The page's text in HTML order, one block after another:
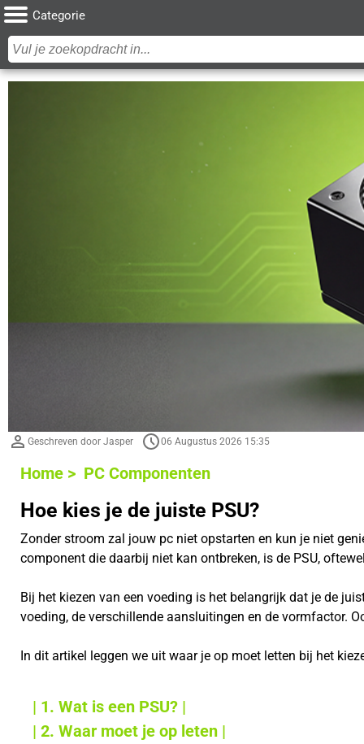
Categorie
Geschreven door Jasper 06 Augustus 2026 15:35
Home > PC Componenten
Hoe kies je de juiste PSU?
Zonder stroom zal jouw pc niet opstarten en kun je niet
component die daarbij niet kan ontbreken, is de PSU,
Bij het kiezen van een voeding is het belangrijk dat je de
voeding, de verschillende aansluitingen en de vormfactor.
In dit artikel leggen we uit waar je op moet letten bij het
| 1. Wat is een PSU? |
| 2. Waar moet je op leten |